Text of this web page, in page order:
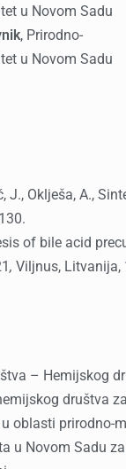
u Novom Sadu
, Prirodno-
u Novom Sadu
J., Oklješa, A.,
of bile acid
, Viljnus, Litvanija,
– Hemijskog
društva
oblasti
u Novom Sadu